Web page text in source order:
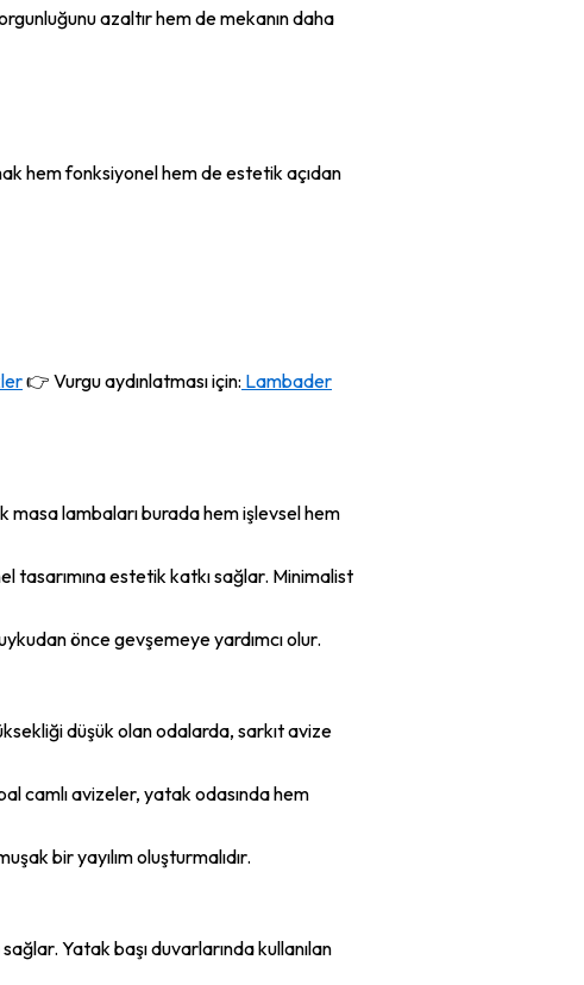
azaltır hem de mekanın daha
hem fonksiyonel hem de estetik açıdan
👉 Vurgu aydınlatması için: Lambader
masa lambaları burada hem işlevsel hem
tasarımına estetik katkı sağlar. Minimalist
önce gevşemeye yardımcı olur.
düşük olan odalarda, sarkıt avize
camlı avizeler, yatak odasında hem
bir yayılım oluşturmalıdır.
Yatak başı duvarlarında kullanılan